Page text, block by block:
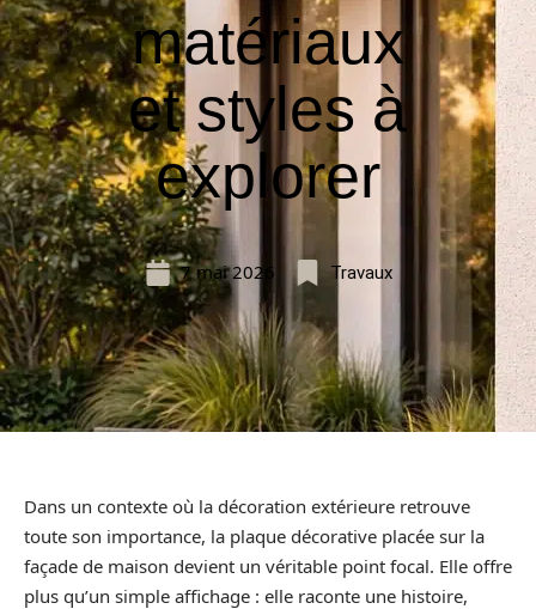
matériaux
et styles à
explorer
7 mai 2026 Travaux
Dans un contexte où la décoration extérieure retrouve
toute son importance, la plaque décorative placée sur la
façade de maison devient un véritable point focal. Elle offre
plus qu’un simple affichage : elle raconte une histoire,